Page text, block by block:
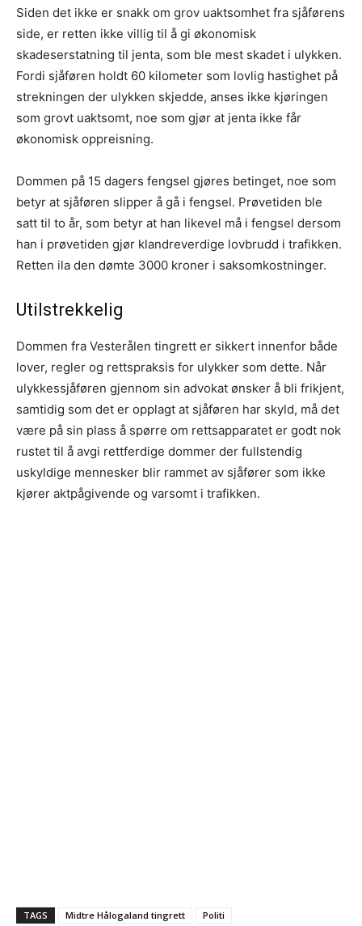
Siden det ikke er snakk om grov uaktsomhet fra sjåførens
side, er retten ikke villig til å gi økonomisk
skadeserstatning til jenta, som ble mest skadet i ulykken.
Fordi sjåføren holdt 60 kilometer som lovlig hastighet på
strekningen der ulykken skjedde, anses ikke kjøringen
som grovt uaktsomt, noe som gjør at jenta ikke får
økonomisk oppreisning.
Dommen på 15 dagers fengsel gjøres betinget, noe som
betyr at sjåføren slipper å gå i fengsel. Prøvetiden ble
satt til to år, som betyr at han likevel må i fengsel dersom
han i prøvetiden gjør klandreverdige lovbrudd i trafikken.
Retten ila den dømte 3000 kroner i saksomkostninger.
Utilstrekkelig
Dommen fra Vesterålen tingrett er sikkert innenfor både
lover, regler og rettspraksis for ulykker som dette. Når
ulykkessjåføren gjennom sin advokat ønsker å bli frikjent,
samtidig som det er opplagt at sjåføren har skyld, må det
være på sin plass å spørre om rettsapparatet er godt nok
rustet til å avgi rettferdige dommer der fullstendig
uskyldige mennesker blir rammet av sjåfører som ikke
kjører aktpågivende og varsomt i trafikken.
TAGS Midtre Hålogaland tingrett Politi